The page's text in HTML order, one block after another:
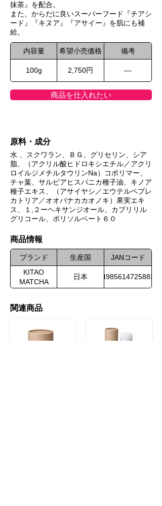
抹茶』を配合。
また、からだに良いスーパーフード『チアシ
ード』『キヌア』『アサイー』を肌にも補
給。
内容量 希望小売価格 備考
100g 2,750円 ---
商品を仕入れたい
原料・成分
水 、スクワラン、ＢＧ、グリセリン、シア
脂、（アクリル酸ヒドロキシエチル／アクリ
ロイルジメチルタウリンNa）コポリマー、
チャ葉、サルビアヒスパニカ種子油、キノア
種子エキス、（アサイヤシ／エウテルペプレ
カトリア／オオバナカカオノキ）果実エキ
ス、１,２ーヘキサンジオール、カプリリル
グリコール、ポリソルベート６０
​商品情報
ブランド 生産国
JANコード
KITAO
MATCHA
日本 4985614725883
関連商品